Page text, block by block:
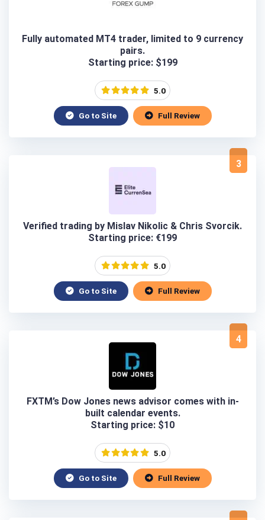
Fully automated MT4 trader, limited to 9 currency
pairs.
Starting price: $199
5.0
Go to Site Full Review
3
Verified trading by Mislav Nikolic & Chris Svorcik.
Starting price: €199
5.0
Go to Site Full Review
4
FXTM’s Dow Jones news advisor comes with in-
built calendar events.
Starting price: $10
5.0
Go to Site Full Review